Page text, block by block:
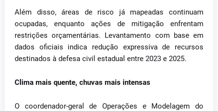
Além disso, áreas de risco já mapeadas continuam
ocupadas, enquanto ações de mitigação enfrentam
restrições orçamentárias. Levantamento com base em
dados oficiais indica redução expressiva de recursos
destinados à defesa civil estadual entre 2023 e 2025.
Clima mais quente, chuvas mais intensas
O coordenador-geral de Operações e Modelagem do